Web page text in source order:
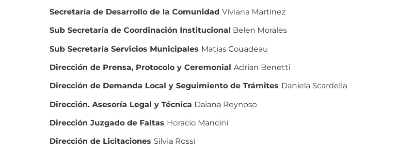
Secretaría de Desarrollo de la Comunidad Viviana Martinez
Sub Secretaría de Coordinación Institucional Belen Morales
Sub Secretaría Servicios Municipales Matias Couadeau
Dirección de Prensa, Protocolo y Ceremonial Adrian Benetti
Dirección de Demanda Local y Seguimiento de Trámites Daniela Scardella
Dirección. Asesoría Legal y Técnica Daiana Reynoso
Dirección Juzgado de Faltas Horacio Mancini
Dirección de Licitaciones Silvia Rossi